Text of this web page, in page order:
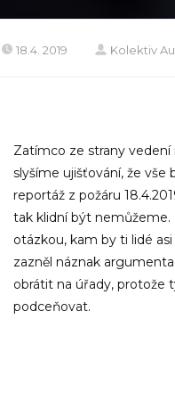
18.4. 2019 Kolektiv
Zatímco ze strany
slyšíme ujišťování, že vše
reportáž z požáru
tak klidní být nemůžeme.
otázkou, kam by ti lidé
zazněl náznak
obrátit na úřady, protože
podceňovat.